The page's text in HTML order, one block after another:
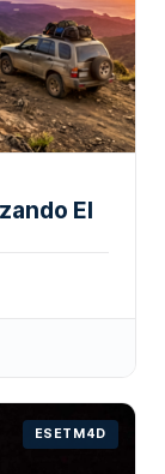
El
ESETM4D